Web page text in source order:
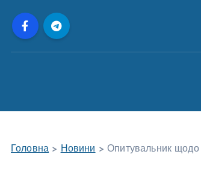
Головна > Новини >Опитувальник щодо